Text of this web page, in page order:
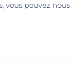
vous pouvez nous